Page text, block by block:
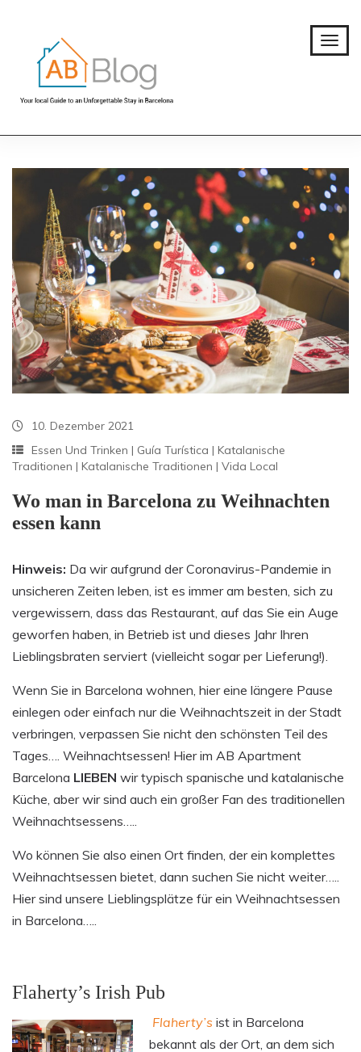
10. Dezember 2021
Essen Und Trinken | Guía Turística | Katalanische
Traditionen | Katalanische Traditionen | Vida Local
Wo man in Barcelona zu Weihnachten
essen kann
Hinweis: Da wir aufgrund der Coronavirus-Pandemie in
unsicheren Zeiten leben, ist es immer am besten, sich zu
vergewissern, dass das Restaurant, auf das Sie ein Auge
geworfen haben, in Betrieb ist und dieses Jahr Ihren
Lieblingsbraten serviert (vielleicht sogar per Lieferung!).
Wenn Sie in Barcelona wohnen, hier eine längere Pause
einlegen oder einfach nur die Weihnachtszeit in der Stadt
verbringen, verpassen Sie nicht den schönsten Teil des
Tages…. Weihnachtsessen! Hier im AB Apartment
Barcelona LIEBEN wir typisch spanische und katalanische
Küche, aber wir sind auch ein großer Fan des traditionellen
Weihnachtsessens…..
Wo können Sie also einen Ort finden, der ein komplettes
Weihnachtsessen bietet, dann suchen Sie nicht weiter…..
Hier sind unsere Lieblingsplätze für ein Weihnachtsessen
in Barcelona…..
Flaherty’s Irish Pub
Flaherty’s ist in Barcelona
bekannt als der Ort, an dem sich